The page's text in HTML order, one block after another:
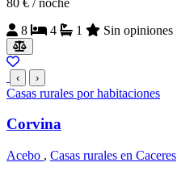
8
4 1 Sin opiniones
‹ ›
Casas rurales por habitaciones
Corvina
Acebo , Casas rurales en Caceres